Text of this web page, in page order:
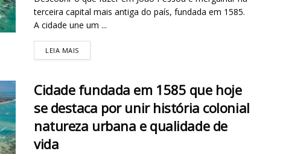
terceira capital mais antiga do país, fundada em 1585.
A cidade une um ...
LEIA MAIS
Cidade fundada em 1585 que hoje
se destaca por unir história colonial
natureza urbana e qualidade de
vida